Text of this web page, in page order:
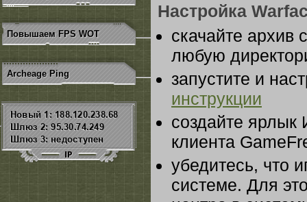
Повышаем FPS WOT
Archeage Ping
Настройка
скачайте архив
любую
запустите и
инструкции
создайте ярлык
клиента
убедитесь, что
системе. Для